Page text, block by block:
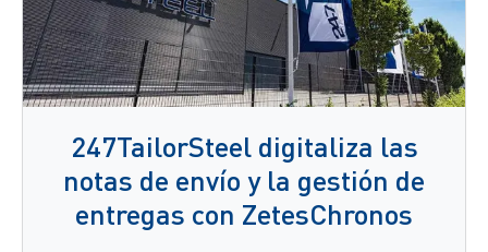
247TailorSteel digitaliza las
notas de envío y la gestión de
entregas con ZetesChronos